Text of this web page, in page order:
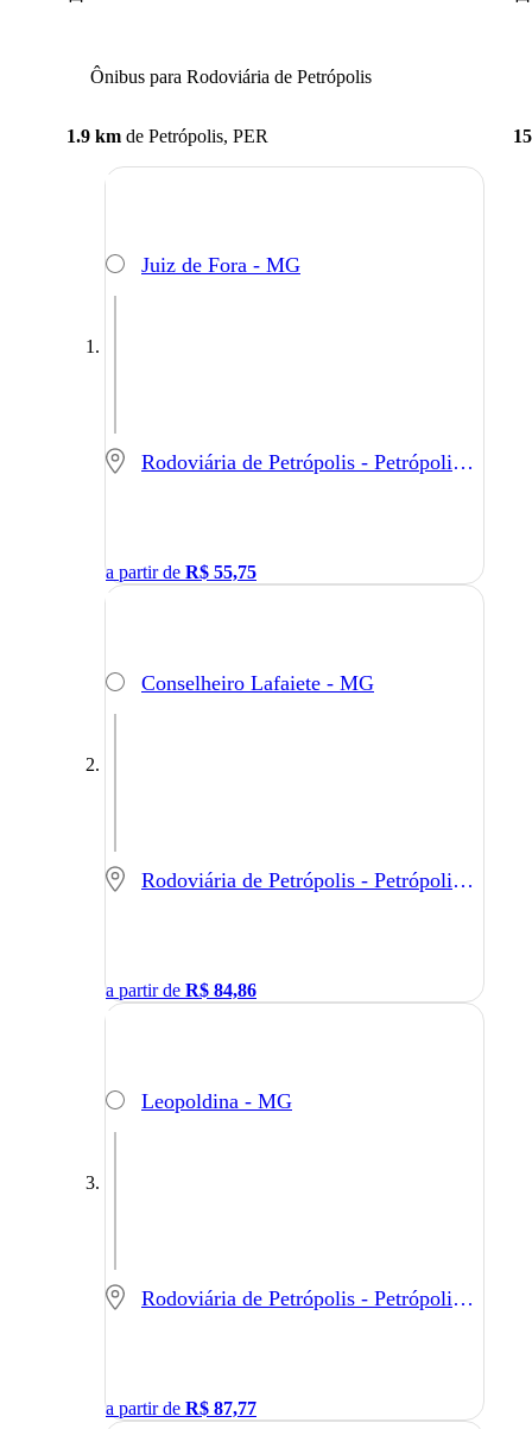
Ônibus para Rodoviária de Petrópolis
1.9 km de Petrópolis, PER
Juiz de Fora - MG
Rodoviária de Petrópolis - Petrópolis - RJ
a partir de R$ 55,75
Conselheiro Lafaiete - MG
Rodoviária de Petrópolis - Petrópolis - RJ
a partir de R$ 84,86
Leopoldina - MG
Rodoviária de Petrópolis - Petrópolis - RJ
a partir de R$ 87,77